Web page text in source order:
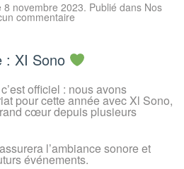
8 novembre 2023. Publié dans Nos
commentairesur
: XI Sono
officiel : nous avons
pour cette année avec Xl Sono,
cœur depuis plusieurs
l’ambiance sonore et
événements.